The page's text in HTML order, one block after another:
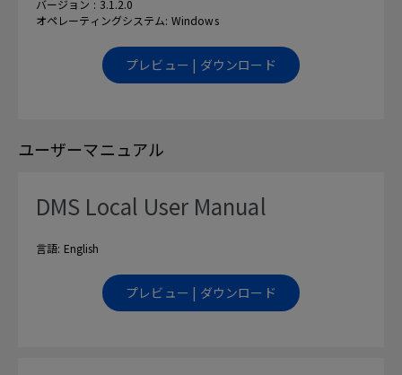
バージョン : 3.1.2.0
オペレーティングシステム: Windows
プレビュー | ダウンロード
ユーザーマニュアル
DMS Local User Manual
言語: English
プレビュー | ダウンロード